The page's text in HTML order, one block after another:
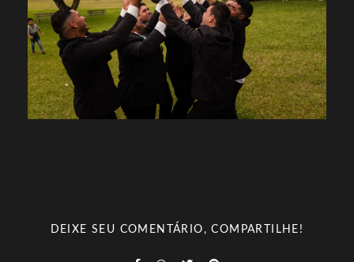
DEIXE SEU COMENTÁRIO, COMPARTILHE!